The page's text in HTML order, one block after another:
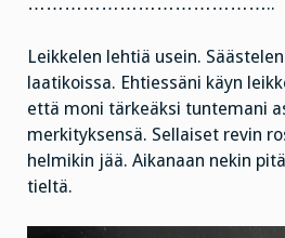
Leikkelen lehtiä usein.
laatikoissa. Ehtiessäni käyn
että moni tärkeäksi tuntemani
merkityksensä. Sellaiset revin
helmikin jää. Aikanaan nekin
tieltä.